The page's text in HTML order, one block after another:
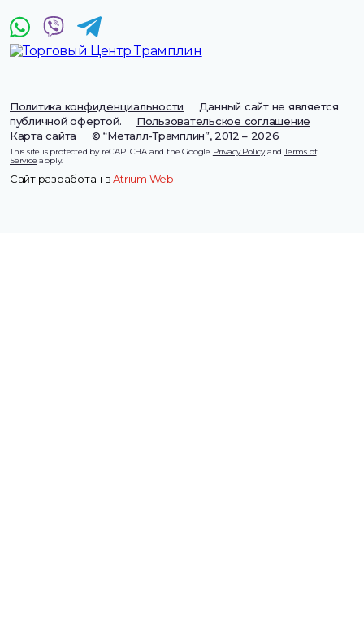
Политика конфиденциальности
Данный сайт не является
публичной офертой.
Пользовательское соглашение
Карта сайта
© “Металл-Трамплин”, 2012 – 2026
This site is protected by reCAPTCHA and the Google Privacy PolicyandTerms of
Service apply.
Сайт разработан вAtrium Web